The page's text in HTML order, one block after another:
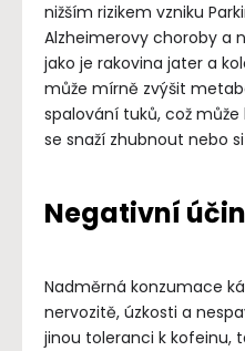
nižším rizikem vzniku
Alzheimerovy choroby a
jako je rakovina jater a
může mírně zvýšit
spalování tuků, což
se snaží zhubnout nebo
Negativní
Nadměrná konzumace
nervozitě, úzkosti a
jinou toleranci k kofeinu,